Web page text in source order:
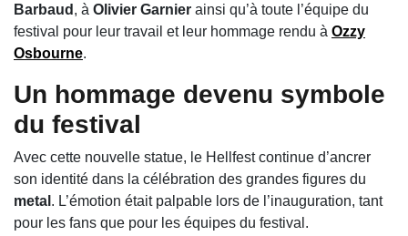
Barbaud , à Olivier Garnier ainsi qu’à toute l’équipe du
festival pour leur travail et leur hommage rendu à Ozzy
Osbourne.
Un hommage devenu symbole
du festival
Avec cette nouvelle statue, le Hellfest continue d’ancrer
son identité dans la célébration des grandes figures du
metal . L’émotion était palpable lors de l’inauguration, tant
pour les fans que pour les équipes du festival.